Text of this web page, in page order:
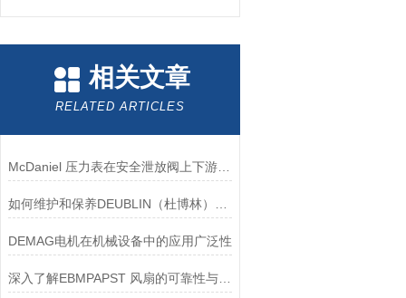
相关文章
RELATED ARTICLES
McDaniel 压力表在安全泄放阀上下游压力监测中的应用
DEMAG电机在机械设备中的应用广泛性
深入了解EBMPAPST 风扇的可靠性与耐用性